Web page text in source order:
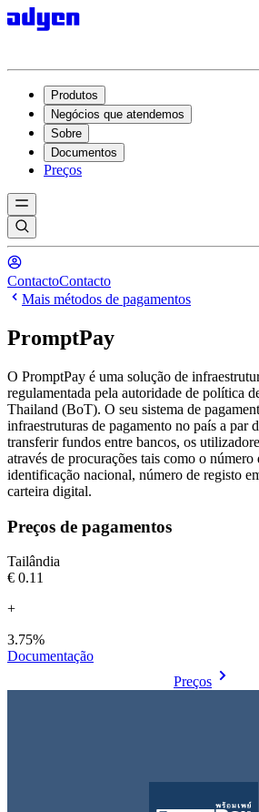
Produtos
Negócios que atendemos
Sobre
Documentos
Preços
ContactoContacto
Mais métodos de pagamentos
PromptPay
O PromptPay é uma solução de
regulamentada pela autoridade de política
Thailand (BoT). O seu sistema de
infraestruturas de pagamento no país a par
transferir fundos entre bancos, os
através de procurações tais como o
identificação nacional, número de registo
carteira digital.
Preços de pagamentos
Tailândia
€0.11
+
3.75%
Documentação
Preços